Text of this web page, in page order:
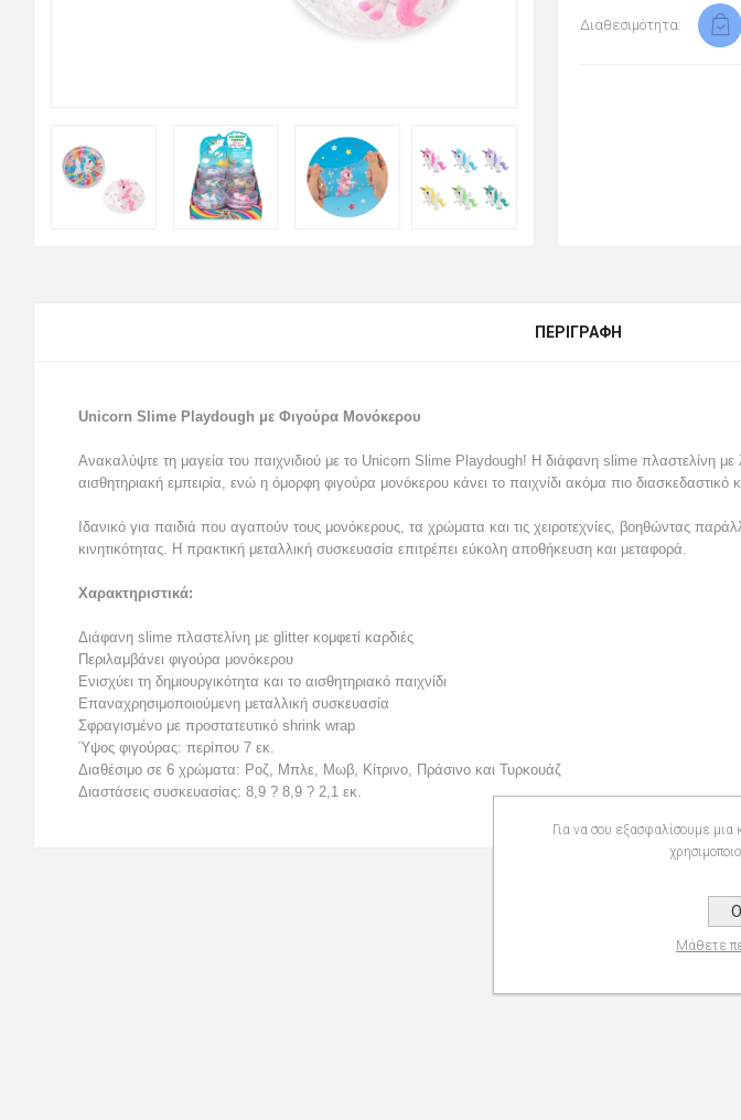
Διαθεσιμότητα:
ΠΕΡΙΓΡΑΦΉ
Unicorn Slime Playdough με Φιγούρα Μονόκερου
Ανακαλύψτε τη μαγεία του παιχνιδιού με το Unicorn Slime Playdough! Η διάφανη slime πλαστελίνη με
αισθητηριακή εμπειρία, ενώ η όμορφη φιγούρα μονόκερου κάνει το παιχνίδι ακόμα πιο διασκεδαστικό
Ιδανικό για παιδιά που αγαπούν τους μονόκερους, τα χρώματα και τις χειροτεχνίες, βοηθώντας
κινητικότητας. Η πρακτική μεταλλική συσκευασία επιτρέπει εύκολη αποθήκευση και μεταφορά.
Χαρακτηριστικά:
Διάφανη slime πλαστελίνη με glitter κομφετί καρδιές
Περιλαμβάνει φιγούρα μονόκερου
Ενισχύει τη δημιουργικότητα και το αισθητηριακό παιχνίδι
Επαναχρησιμοποιούμενη μεταλλική συσκευασία
Σφραγισμένο με προστατευτικό shrink wrap
Ύψος φιγούρας: περίπου 7 εκ.
Διαθέσιμο σε 6 χρώματα: Ροζ, Μπλε, Μωβ, Κίτρινο, Πράσινο και Τυρκουάζ
Διαστάσεις συσκευασίας: 8,9 ? 8,9 ? 2,1 εκ.
Για να σου εξασφαλίσουμε
Μάθετε